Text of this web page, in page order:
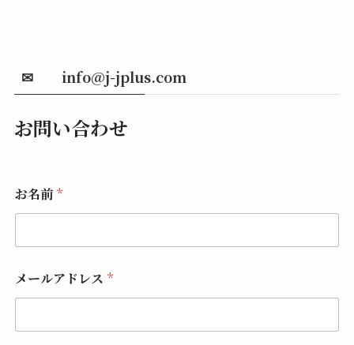
✉ info@j-jplus.com
お問い合わせ
お名前 *
メールアドレス *